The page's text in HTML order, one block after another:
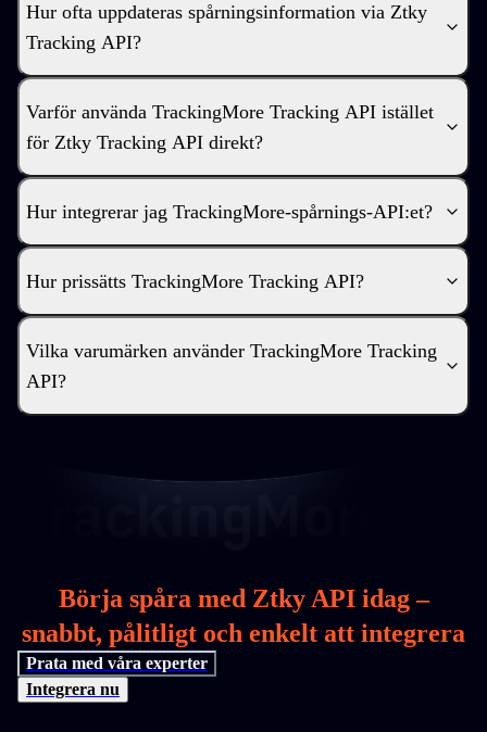
Hur ofta uppdateras spårningsinformation via Ztky
Tracking API?
Varför använda TrackingMore Tracking API istället
för Ztky Tracking API direkt?
Hur integrerar jag TrackingMore-spårnings-API:et?
Hur prissätts TrackingMore Tracking API?
Vilka varumärken använder TrackingMore Tracking
API?
Börja spåra med Ztky API idag –
snabbt, pålitligt och enkelt att integrera
Prata med våra experter
Integrera nu